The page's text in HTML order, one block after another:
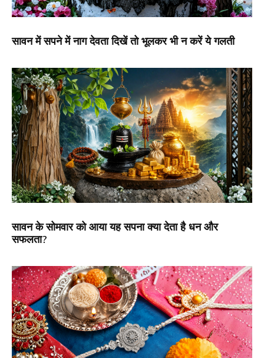
सावन में सपने में नाग देवता दिखें तो भूलकर भी न करें ये गलती
सावन के सोमवार को आया यह सपना क्या देता है धन और
सफलता?